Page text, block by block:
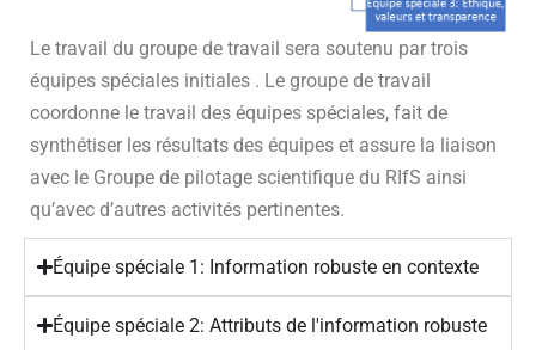
Le travail du groupe de travail sera soutenu par trois
équipes spéciales initiales . Le groupe de travail
coordonne le travail des équipes spéciales, fait de
synthétiser les résultats des équipes et assure la liaison
avec le Groupe de pilotage scientifique du RIfS ainsi
qu’avec d’autres activités pertinentes.
Équipe spéciale 1: Information robuste en contexte
Équipe spéciale 2: Attributs de l'information robuste